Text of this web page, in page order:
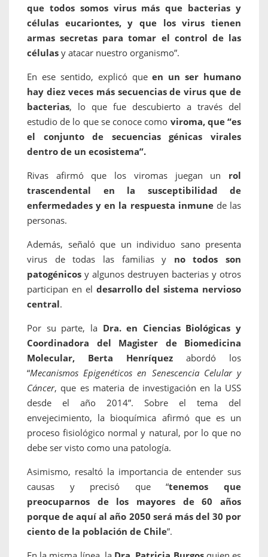
que todos somos virus más que bacterias y
células eucariontes, y que los virus tienen
armas secretas para tomar el control de las
células y atacar nuestro organismo”.
En ese sentido, explicó queen un ser humano
hay diez veces más secuencias de virus que de
bacterias, lo que fue descubierto a través del
estudio de lo que se conoce como viroma, que “es
el conjunto de secuencias génicas virales
dentro de un ecosistema”.
Rivas afirmó que los viromas juegan un rol
trascendental en la susceptibilidad de
enfermedades y en la respuesta inmunede las
personas.
Además, señaló que un individuo sano presenta
virus de todas las familias y no todos son
patogénicos y algunos destruyen bacterias y otros
participan en el desarrollo del sistema nervioso
central.
Por su parte, la Dra. en Ciencias Biológicas y
Coordinadora del Magister de Biomedicina
Molecular, Berta Henríquez abordó los
“Mecanismos Epigenéticos en Senescencia Celular y
Cáncer, que es materia de investigación en la USS
desde el año 2014”. Sobre el tema del
envejecimiento, la bioquímica afirmó que es un
proceso fisiológico normal y natural, por lo que no
debe ser visto como una patología.
Asimismo, resaltó la importancia de entender sus
causas y precisó que “tenemos que
preocuparnos de los mayores de 60 años
porque de aquí al año 2050 será más del 30 por
ciento de la población de Chile”.